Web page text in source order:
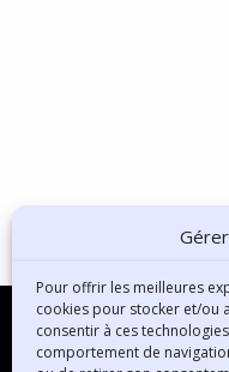
Pour offrir les meilleures
cookies pour stocker et/ou
consentir à ces
comportement de